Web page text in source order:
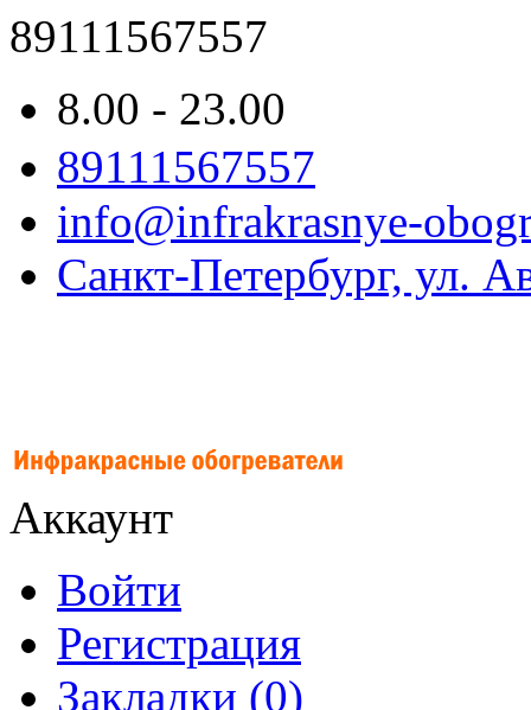
89111567557
8.00 - 23.00
89111567557
info@infrakrasnye-
Санкт-Петербург, ул.
Аккаунт
Войти
Регистрация
Закладки (0)